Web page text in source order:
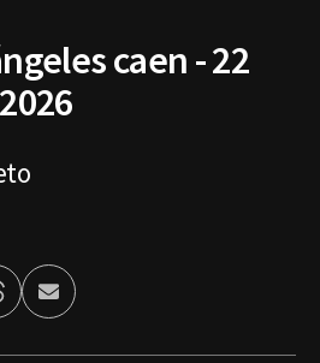
caen - 22
Enviar
por